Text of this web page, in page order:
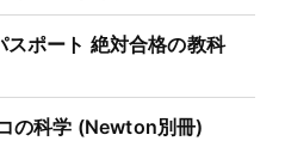
ポート 絶対合格の教科
科学 (Newton別冊)